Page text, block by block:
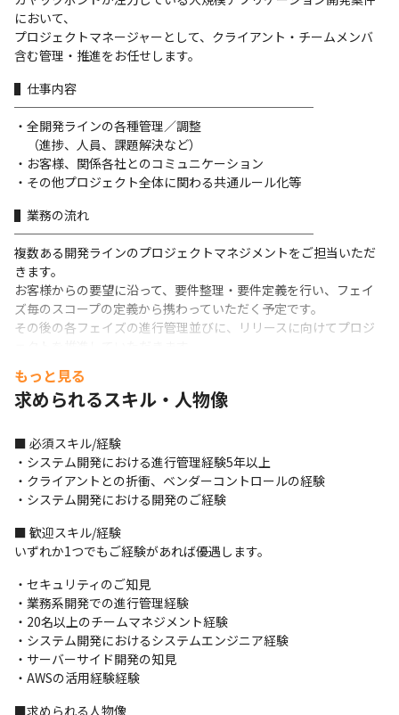
において、
プロジェクトマネージャーとして、クライアント・チームメンバ
含む管理・推進をお任せします。
▌仕事内容
────────────────────────
・全開発ラインの各種管理／調整
（進捗、人員、課題解決など）
・お客様、関係各社とのコミュニケーション
・その他プロジェクト全体に関わる共通ルール化等
▌業務の流れ
────────────────────────
複数ある開発ラインのプロジェクトマネジメントをご担当いただ
きます。
お客様からの要望に沿って、要件整理・要件定義を行い、フェイ
ズ毎のスコープの定義から携わっていただく予定です。
その後の各フェイズの進行管理並びに、リリースに向けてプロジ
案件に慣れ次第PLのサポートなどもして頂きつつ、状況を見て人
員調整などもお任せ致します。
────────────────────────
1,200万人以上のユーザーが利用する電子決済アプリの大規模開発
案件です（2024年10月時点）。
現在設計フェイズを行っており、上流からリリースまで一連した
開発に携わっていただきます。
…その他、実績多数
もっと見る
求められるスキル・人物像
■ 必須スキル/経験
・システム開発における進⾏管理経験5年以上
・クライアントとの折衝、ベンダーコントロールの経験
・システム開発における開発のご経験
■ 歓迎スキル/経験
いずれか1つでもご経験があれば優遇します。
・セキュリティのご知⾒
・業務系開発での進⾏管理経験
・20名以上のチームマネジメント経験
・システム開発におけるシステムエンジニア経験
・サーバーサイド開発の知⾒
・AWSの活用経験経験
■求められる人物像